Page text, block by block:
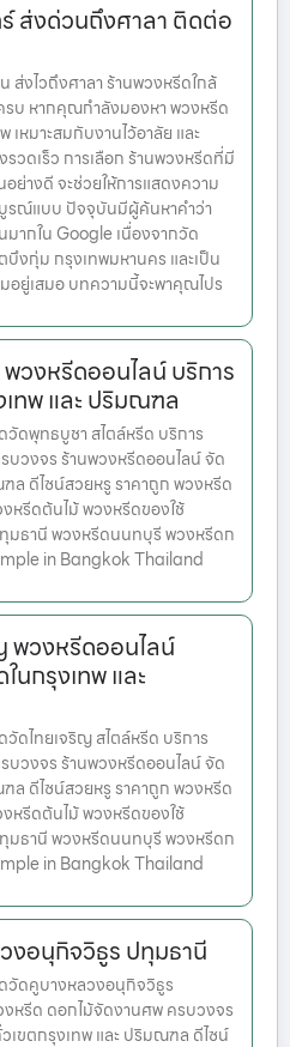
ส่งด่วนถึงศาลา ติดต่อ
งไวถึงศาลา ร้านพวงหรีดใกล้
รบ หากคุณกำลังมองหา พวงหรีด
หมาะสมกับงานไว้อาลัย และ
วดเร็ว การเลือก ร้านพวงหรีดที่มี
ย่างดี จะช่วยให้การแสดงความ
รณ์แบบ ปัจจุบันมีผู้ค้นหาคำว่า
ากใน Google เนื่องจากวัด
งกุ่ม กรุงเทพมหานคร และเป็น
ยู่เสมอ บทความนี้จะพาคุณไปร
วงหรีดออนไลน์ บริการ
ทพ และ ปริมณฑล
ดพุทธบูชา สไตล์หรีด บริการ
วงจร ร้านพวงหรีดออนไลน์ จัด
ล ดีไซน์สวยหรู ราคาถูก พวงหรีด
หรีดต้นไม้ พวงหรีดของใช้
มธานี พวงหรีดนนทบุรี พวงหรีดก
in Bangkok Thailand
พวงหรีดออนไลน์
นกรุงเทพ และ
ไทยเจริญ สไตล์หรีด บริการ
วงจร ร้านพวงหรีดออนไลน์ จัด
ล ดีไซน์สวยหรู ราคาถูก พวงหรีด
หรีดต้นไม้ พวงหรีดของใช้
มธานี พวงหรีดนนทบุรี พวงหรีดก
in Bangkok Thailand
อนุกิจวิธูร ปทุมธานี
ดคูบางหลวงอนุกิจวิธูร
หรีด ดอกไม้จัดงานศพ ครบวงจร
เขตกรุงเทพ และ ปริมณฑล ดีไซน์